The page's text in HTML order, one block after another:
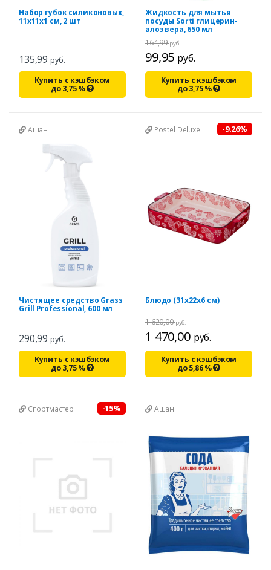
Набор губок силиконовых,
11х11х1 см, 2 шт
135,99 руб.
Купить с кэшбэком
до3,75%
Жидкость для мытья
посуды Sorti глицерин-
алоэ вера, 650 мл
99,95 руб.
164,99руб.
Купить с кэшбэком
до3,75%
Ашан
Чистящее средство Grass
Grill Professional, 600 мл
290,99 руб.
Купить с кэшбэком
до3,75%
Postel Deluxe -9.26%
Блюдо (31х22х6 см)
1 470,00 руб.
1 620,00руб.
Купить с кэшбэком
до5,86%
Спортмастер -15% Ашан